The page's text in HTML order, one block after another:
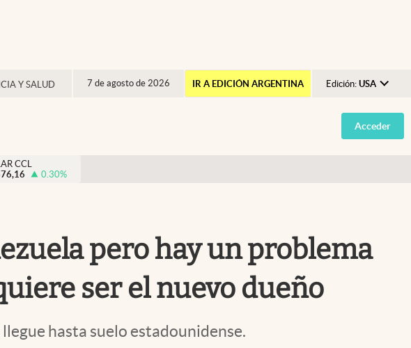
Y SALUD 7 de agosto de 2026 IR A EDICIÓN ARGENTINA Edición: USA
Argentina
España
Acceder
CCL
0.30%
pero hay un problema
ser el nuevo dueño
hasta suelo estadounidense.